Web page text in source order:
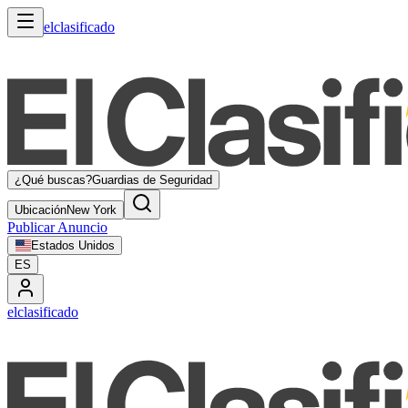
elclasificado
¿Qué buscas?Guardias de Seguridad
UbicaciónNew York
Publicar Anuncio
Estados Unidos
ES
elclasificado